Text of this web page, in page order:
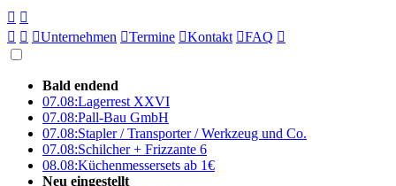
 
  Unternehmen Termine Kontakt FAQ 
Bald endend
07.08:Lagerrest XXVI
07.08:Pall-Bau GmbH
07.08:Stapler / Transporter / Werkzeug und Co.
07.08:Schilcher + Frizzante 6
08.08:Küchenmessersets ab 1€
Neu eingestellt